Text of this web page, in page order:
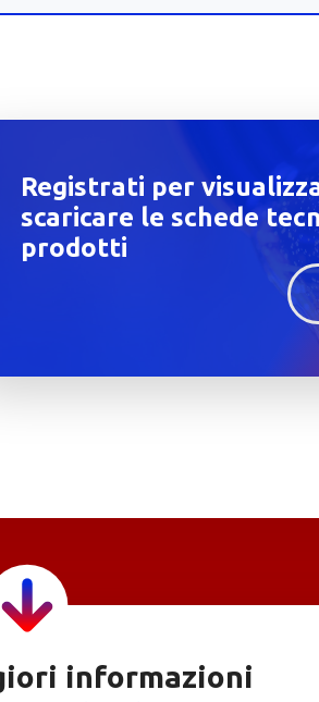
Registrati per
scaricare le schede
prodotti
informazioni